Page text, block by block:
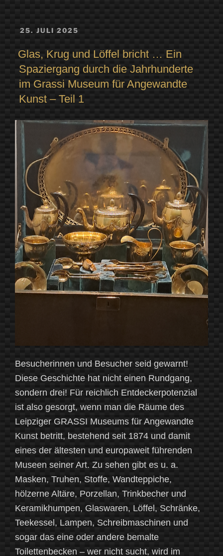
VERÖFFENTLICHT
25. JULI 2025
Glas, Krug und Löffel bricht … Ein
Spaziergang durch die Jahrhunderte
im Grassi Museum für Angewandte
Kunst – Teil 1
Besucherinnen und Besucher seid gewarnt!
Diese Geschichte hat nicht einen Rundgang,
sondern drei! Für reichlich Entdeckerpotenzial
ist also gesorgt, wenn man die Räume des
Leipziger GRASSI Museums für Angewandte
Kunst betritt, bestehend seit 1874 und damit
eines der ältesten und europaweit führenden
Museen seiner Art. Zu sehen gibt es u. a.
Masken, Truhen, Stoffe, Wandteppiche,
hölzerne Altäre, Porzellan, Trinkbecher und
Keramikhumpen, Glaswaren, Löffel, Schränke,
Teekessel, Lampen, Schreibmaschinen und
sogar das eine oder andere bemalte
Toilettenbecken – wer nicht sucht, wird im